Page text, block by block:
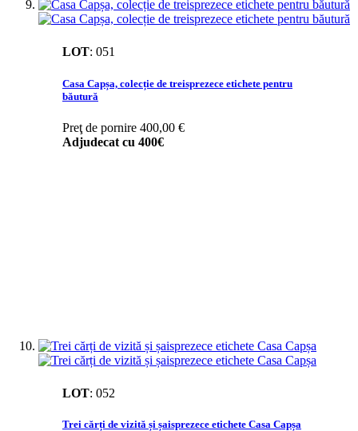
LOT: 051
Casa Capșa, colecție de treisprezece etichete pentru
băutură
Preţ de pornire 400,00 €
Adjudecat cu 400€
LOT: 052
Trei cărți de vizită și șaisprezece etichete Casa Capșa